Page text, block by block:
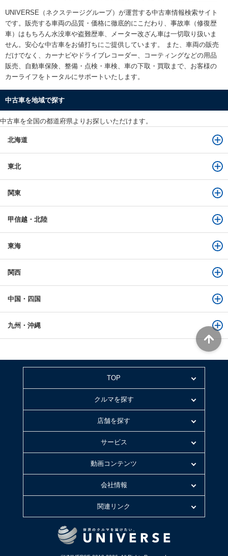
UNIVERSE（ネクステージグループ）が運営する中古車情報検索サイト
です。販売する車両の品質・価格に徹底的にこだわり、事故車（修復歴
車）はもちろん水没車や盗難歴車、メーター改ざん車は一切取り扱いま
せん。安心な中古車をお値打ちにご提供しています。 また、車両の販売
だけでなく、カーナビやドライブレコーダー、コーティングなどの用品
販売、自動車保険、整備・点検・車検、車の下取・買取まで、お客様の
カーライフをトータルにサポートいたします。
中古車を地域で探す
中古車を全国の都道府県よりお探しいただけます。
北海道
東北
関東
甲信越・北陸
東海
関西
中国・四国
九州・沖縄
TOP
クルマを探す
店舗を探す
サービス
動画コンテンツ
会社情報
関連リンク